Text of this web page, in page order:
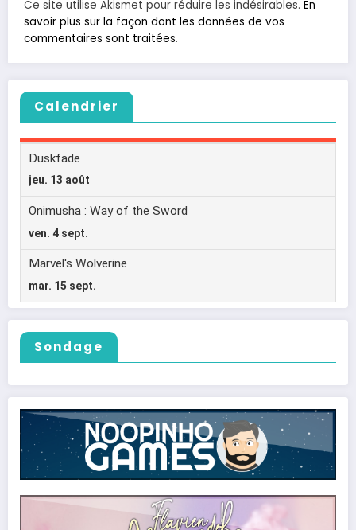
Ce site utilise Akismet pour réduire les indésirables. En
savoir plus sur la façon dont les données de vos
commentaires sont traitées.
Calendrier
Sondage